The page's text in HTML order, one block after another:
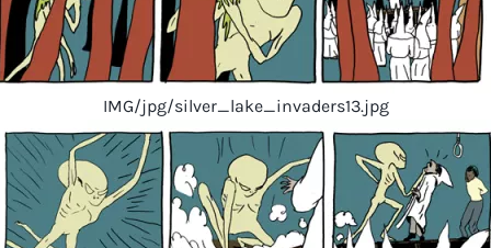
IMG/jpg/silver_lake_invaders13.jpg